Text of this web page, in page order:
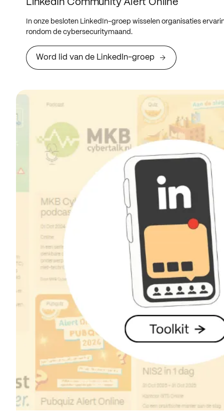
LinkedIn Community Alert Online
In onze besloten LinkedIn-groep wisselen organisaties
rondom de cybersecuritymaand.
Word lid van de LinkedIn-groep